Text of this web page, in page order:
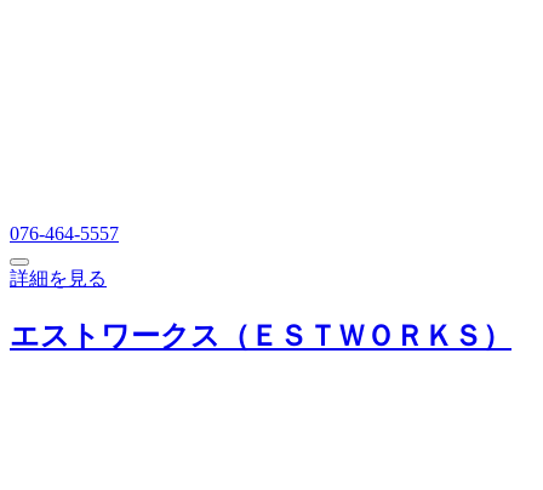
076-464-5557
詳細を見る
エストワークス（ＥＳＴＷＯＲＫＳ）